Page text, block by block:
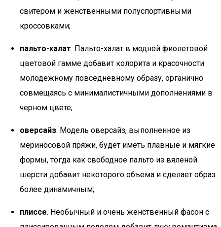
свитером и женственными полуспортивными
кроссовками;
пальто-халат. Пальто-халат в модной фиолетовой
цветовой гамме добавит колорита и красочности
молодежному повседневному образу, органично
совмещаясь с минималистичными дополнениями в
черном цвете;
оверсайз. Модель оверсайз, выполненное из
мериносовой пряжи, будет иметь плавные и мягкие
формы, тогда как свободное пальто из вяленой
шерсти добавит некоторого объема и сделает образ
более динамичным;
плиссе. Необычный и очень женственный фасон с